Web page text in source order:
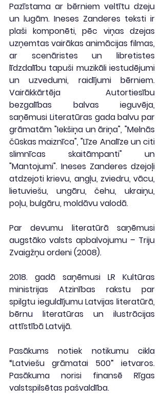
Pazīstama ar bērniem veltītu dzeju
un lugām. Ineses Zanderes teksti ir
plaši komponēti, pēc viņas dzejas
uzņemtas vairākas animācijas filmas,
ar scenāristes un libretistes
līdzdalību tapuši muzikāli iestudējumi
un uzvedumi, raidījumi bērniem.
Vairākkārtēja Autortiesību
bezgalības balvas ieguvēja,
saņēmusi Literatūras gada balvu par
grāmatām "Iekšiņa un āriņa", "Melnās
čūskas maiznīca", "Līze Analīze un citi
slimnīcas skaitāmpanti" un
"Mantojumi". Ineses Zanderes dzejoļi
atdzejoti krievu, angļu, zviedru, vācu,
lietuviešu, ungāru, čehu, ukraiņu,
poļu, bulgāru, moldāvu valodā.
Par devumu literatūrā saņēmusi
augstāko valsts apbalvojumu – Triju
Zvaigžņu ordeni (2008).
2018. gadā saņēmusi LR Kultūras
ministrijas Atzinības rakstu par
spilgtu ieguldījumu Latvijas literatūrā,
bērnu literatūras un ilustrācijas
attīstībā Latvijā.
Pasākums notiek notikumu cikla
“Latviešu grāmatai 500” ietvaros.
Pasākuma norisi finansē Rīgas
valstspilsētas pašvaldība.